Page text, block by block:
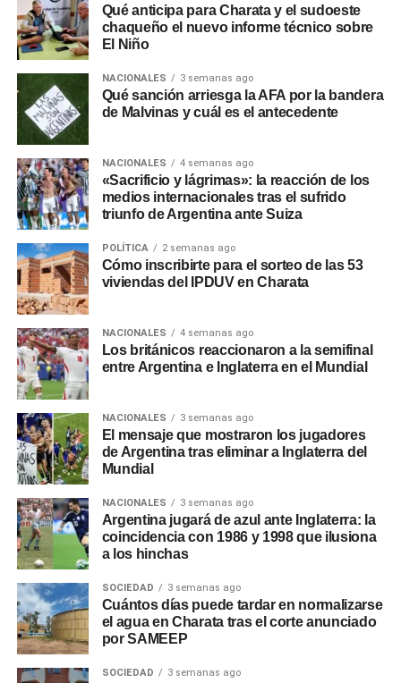
Qué anticipa para Charata y el sudoeste
chaqueño el nuevo informe técnico sobre
El Niño
NACIONALES 3 semanas ago
Qué sanción arriesga la AFA por la bandera
de Malvinas y cuál es el antecedente
NACIONALES 4 semanas ago
«Sacrificio y lágrimas»: la reacción de los
medios internacionales tras el sufrido
triunfo de Argentina ante Suiza
POLÍTICA 2 semanas ago
Cómo inscribirte para el sorteo de las 53
viviendas del IPDUV en Charata
NACIONALES 4 semanas ago
Los británicos reaccionaron a la semifinal
entre Argentina e Inglaterra en el Mundial
NACIONALES 3 semanas ago
El mensaje que mostraron los jugadores
de Argentina tras eliminar a Inglaterra del
Mundial
NACIONALES 3 semanas ago
Argentina jugará de azul ante Inglaterra: la
coincidencia con 1986 y 1998 que ilusiona
a los hinchas
SOCIEDAD 3 semanas ago
Cuántos días puede tardar en normalizarse
el agua en Charata tras el corte anunciado
por SAMEEP
SOCIEDAD 3 semanas ago